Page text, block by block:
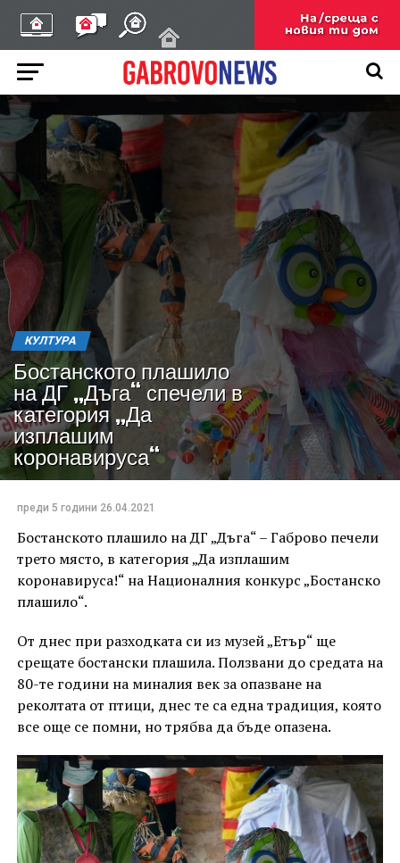
КУЛТУРА
Бостанското плашило
на ДГ „Дъга“ спечели в
категория „Да
изплашим
коронавируса“
преди 5 години 26.04.2021
Бостанското плашило на ДГ „Дъга“ – Габрово печели
трето място, в категория „Да изплашим
коронавируса!“ на Националния конкурс „Бостанско
плашило“.
От днес при разходката си из музей „Етър“ ще
срещате бостански плашила. Ползвани до средата на
80-те години на миналия век за опазване на
реколтата от птици, днес те са една традиция, която
все още се помни, но трябва да бъде опазена.